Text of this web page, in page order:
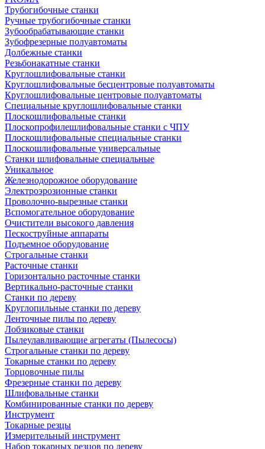
Трубогибочные станки
Ручные трубогибочные станки
Зубообрабатывающие станки
Зубофрезерные полуавтоматы
Долбежные станки
Резьбонакатные станки
Круглошлифовальные станки
Круглошлифовальные бесцентровые полуавтоматы
Круглошлифовальные центровые полуавтоматы
Специальные круглошлифовальные станки
Плоскошлифовальные станки
Плоскопрофилешлифовальные станки с ЧПУ
Плоскошлифовальные специальные станки
Плоскошлифовальные универсальные
Станки шлифовальные специальные
Уникальное
Железнодорожное оборудование
Электроэрозионные станки
Проволочно-вырезные станки
Вспомогательное оборудование
Очистители высокого давления
Пескоструйные аппараты
Подъемное оборудование
Строгальные станки
Расточные станки
Горизонтально расточные станки
Вертикально-расточные станки
Станки по дереву
Круглопильные станки по дереву
Ленточные пилы по дереву
Лобзиковые станки
Пылеулавливающие агрегаты (Пылесосы)
Строгальные станки по дереву
Токарные станки по дереву
Торцовочные пилы
Фрезерные станки по дереву
Шлифовальные станки
Комбинированные станки по дереву
Инструмент
Токарные резцы
Измерительный инструмент
Набор токарных резцов по дереву